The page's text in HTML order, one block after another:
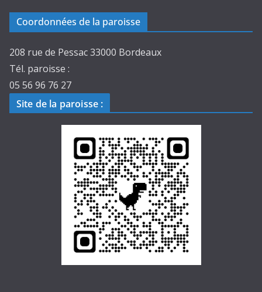
Coordonnées de la paroisse
208 rue de Pessac 33000 Bordeaux
Tél. paroisse :
05 56 96 76 27
Site de la paroisse :